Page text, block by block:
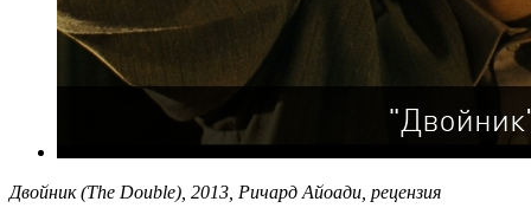
Двойник (The Double), 2013, Ричард Айоади, рецензия